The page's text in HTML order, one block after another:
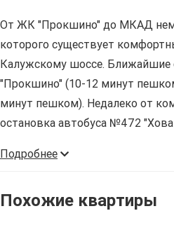
От ЖК "Прокшино" до МКАД
которого существует
Калужскому шоссе. Ближайшие
"Прокшино" (10-12 минут
минут пешком). Недалеко от
остановка автобуса №472
Подробнее
Похожие квартиры